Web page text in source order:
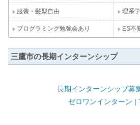
服装・髪型自由 理系
プログラミング勉強会あり ES不
三鷹市の長期インターンシップ
長期インターンシップ募
ゼロワンインターン |